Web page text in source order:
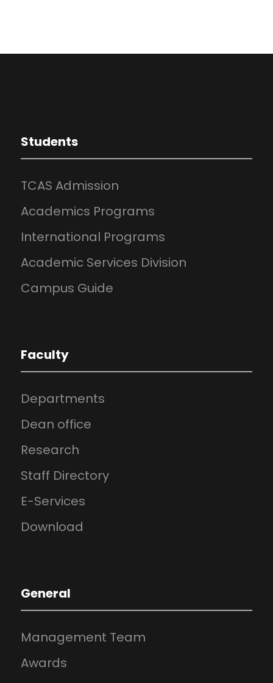
Students
TCAS Admission
Academics Programs
International Programs
Academic Services Division
Campus Guide
Faculty
Departments
Dean office
Research
Staff Directory
E-Services
Download
General
Management Team
Awards